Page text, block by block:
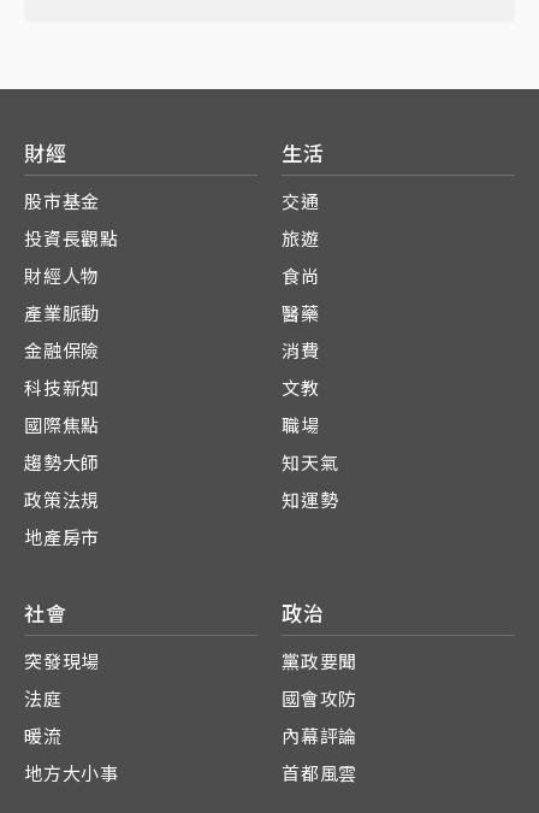
財經
股市基金
投資長觀點
財經人物
產業脈動
金融保險
科技新知
國際焦點
趨勢大師
政策法規
地產房市
生活
交通
旅遊
食尚
醫藥
消費
文教
職場
知天氣
知運勢
社會
突發現場
法庭
暖流
地方大小事
政治
黨政要聞
國會攻防
內幕評論
首都風雲